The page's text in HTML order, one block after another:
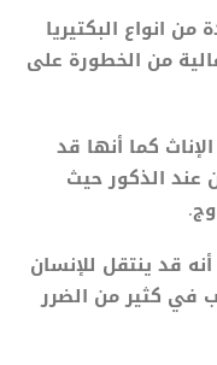
انواع البكتيريا
من الخطورة على
كما أنها قد
الذكور حيث
قد ينتقل للإنسان
كثير من الضرر